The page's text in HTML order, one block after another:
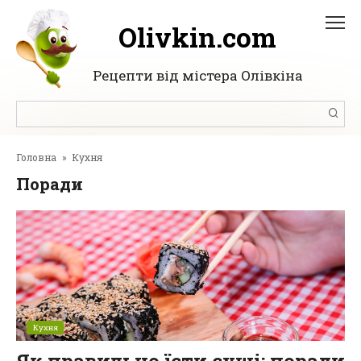
Перейти
вмісту
Olivkin.com
Рецепти від містера Олівкіна
Головна » Кухня
Поради
Кухня